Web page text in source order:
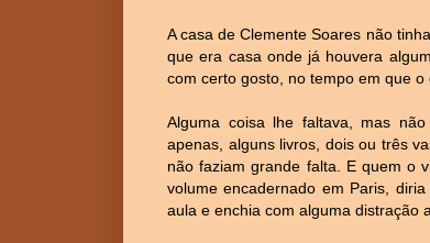
A casa de Clemente Soares não
que era casa onde já houvera
com certo gosto, no tempo em que
Alguma coisa lhe faltava, mas
apenas, alguns livros, dois ou três
não faziam grande falta. E quem o
volume encadernado em Paris,
aula e enchia com alguma distração